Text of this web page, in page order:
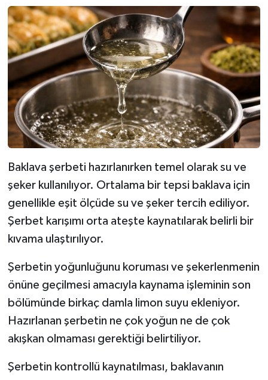
Baklava şerbeti hazırlanırken temel olarak su ve
şeker kullanılıyor. Ortalama bir tepsi baklava için
genellikle eşit ölçüde su ve şeker tercih ediliyor.
Şerbet karışımı orta ateşte kaynatılarak belirli bir
kıvama ulaştırılıyor.
Şerbetin yoğunluğunu koruması ve şekerlenmenin
önüne geçilmesi amacıyla kaynama işleminin son
bölümünde birkaç damla limon suyu ekleniyor.
Hazırlanan şerbetin ne çok yoğun ne de çok
akışkan olmaması gerektiği belirtiliyor.
Şerbetin kontrollü kaynatılması, baklavanın